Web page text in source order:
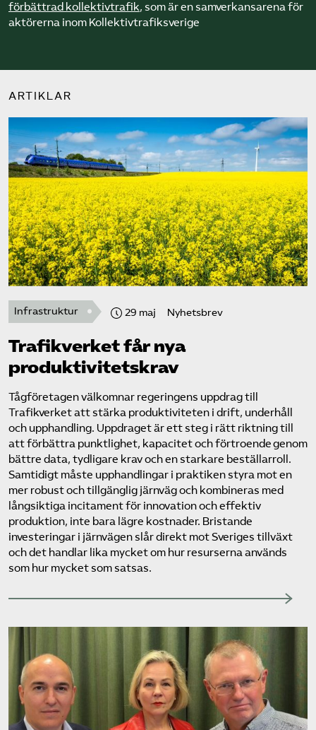
förbättrad kollektivtrafik, som är en samverkansarena för
aktörerna inom Kollektivtrafiksverige
ARTIKLAR
Infrastruktur 29 maj Nyhetsbrev
Trafikverket får nya
produktivitetskrav
Tågföretagen välkomnar ​regeringens uppdrag till
Trafikverket ​att stärka produktiviteten i drift, underhåll
och upphandling. Uppdraget är ett steg i rätt riktning till
att förbättra punktlighet, kapacitet och förtroende genom
bättre data, tydligare krav och en starkare beställarroll.
Samtidigt måste upphandlingar i praktiken styra mot en
mer robust och tillgänglig järnväg och kombineras med
långsiktiga incitament för innovation och effektiv
produktion, inte bara lägre kostnader. Bristande
investeringar i järnvägen slår direkt mot Sveriges tillväxt
och det handlar lika mycket om hur resurserna används
som hur mycket som satsas.